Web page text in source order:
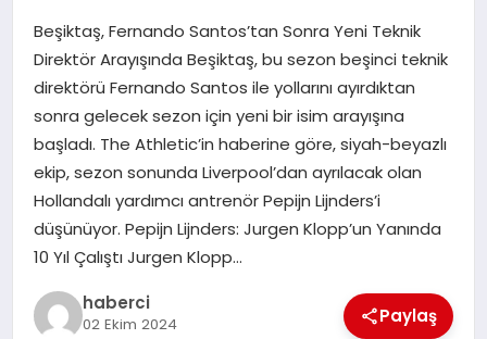
MAGAZIN
SAĞLIK
SIYASET
SPOR
TEKNOLOJI
YAŞAM
Beşiktaş, Fernando Santos’tan Sonra Yeni Teknik
Direktör Arayışında Beşiktaş, bu sezon beşinci teknik
direktörü Fernando Santos ile yollarını ayırdıktan
sonra gelecek sezon için yeni bir isim arayışına
başladı. The Athletic’in haberine göre, siyah-beyazlı
ekip, sezon sonunda Liverpool’dan ayrılacak olan
Hollandalı yardımcı antrenör Pepijn Lijnders’i
düşünüyor. Pepijn Lijnders: Jurgen Klopp’un Yanında
10 Yıl Çalıştı Jurgen Klopp…
haberci
02 Ekim 2024 Paylaş